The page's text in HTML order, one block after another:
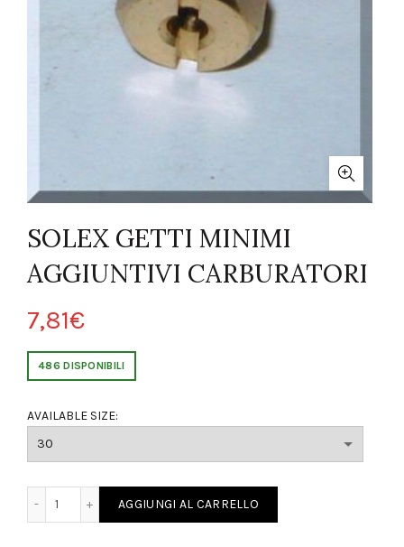
SOLEX GETTI MINIMI
AGGIUNTIVI CARBURATORI
7,81€
486 DISPONIBILI
AVAILABLE SIZE:
AGGIUNGI AL CARRELLO